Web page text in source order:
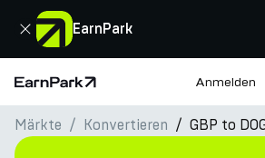
EarnPark
Schließen
Startseite Anmelden
Produkte
Märkte Konvertieren GBP to